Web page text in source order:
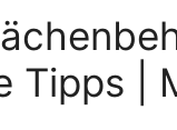
Tipps |